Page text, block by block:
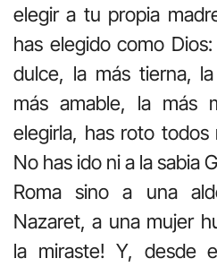
elegir a tu propia
has elegido como
dulce, la más tierna,
más amable, la más
elegirla, has roto todos
No has ido ni a la sabia
Roma sino a una
Nazaret, a una mujer
la miraste! Y, desde